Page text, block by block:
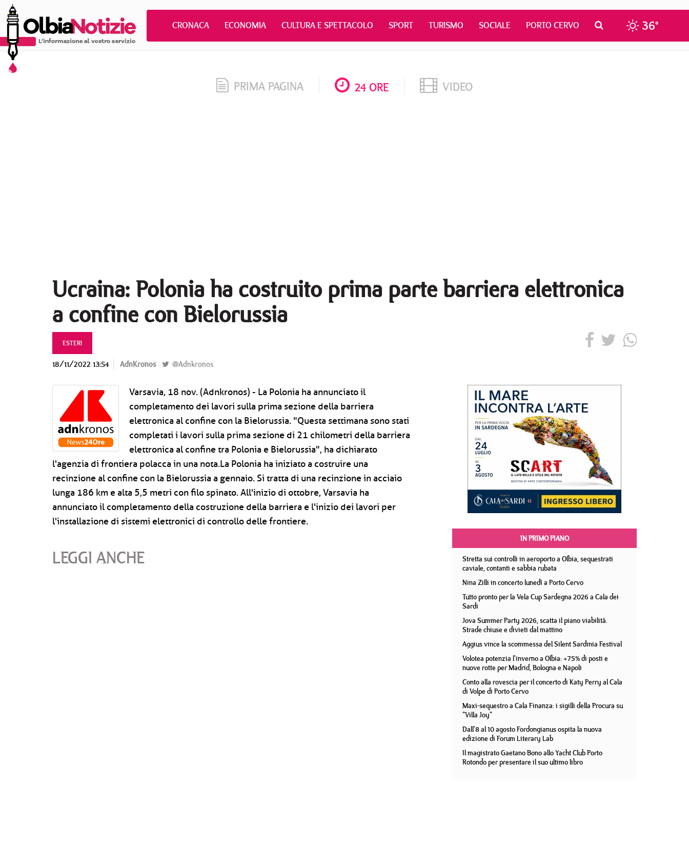
CRONACA ECONOMIA CULTURA E SPETTACOLO SPORT TURISMO SOCIALE PORTO CERVO 36°
PRIMA PAGINA 24 ORE VIDEO
Ucraina: Polonia ha costruito prima parte barriera elettronica
a confine con Bielorussia
ESTERI
18/11/2022 13:54 AdnKronos @Adnkronos
Varsavia, 18 nov. (Adnkronos) - La Polonia ha annunciato il
completamento dei lavori sulla prima sezione della barriera
elettronica al confine con la Bielorussia. "Questa settimana sono stati
completati i lavori sulla prima sezione di 21 chilometri della barriera
elettronica al confine tra Polonia e Bielorussia", ha dichiarato
l'agenzia di frontiera polacca in una nota.La Polonia ha iniziato a costruire una
recinzione al confine con la Bielorussia a gennaio. Si tratta di una recinzione in acciaio
lunga 186 km e alta 5,5 metri con filo spinato. All'inizio di ottobre, Varsavia ha
annunciato il completamento della costruzione della barriera e l'inizio dei lavori per
l'installazione di sistemi elettronici di controllo delle frontiere.
LEGGI ANCHE
IN PRIMO PIANO
Stretta sui controlli in aeroporto a Olbia, sequestrati
caviale, contanti e sabbia rubata
Nina Zilli in concerto lunedì a Porto Cervo
Tutto pronto per la Vela Cup Sardegna 2026 a Cala dei
Sardi
Jova Summer Party 2026, scatta il piano viabilità.
Strade chiuse e divieti dal mattino
Aggius vince la scommessa del Silent Sardinia Festival
Volotea potenzia l'inverno a Olbia: +75% di posti e
nuove rotte per Madrid, Bologna e Napoli
Conto alla rovescia per il concerto di Katy Perry al Cala
di Volpe di Porto Cervo
Maxi-sequestro a Cala Finanza: i sigilli della Procura su
"Villa Joy"
Dall'8 al 10 agosto Fordongianus ospita la nuova
edizione di Forum Literary Lab
Il magistrato Gaetano Bono allo Yacht Club Porto
Rotondo per presentare il suo ultimo libro